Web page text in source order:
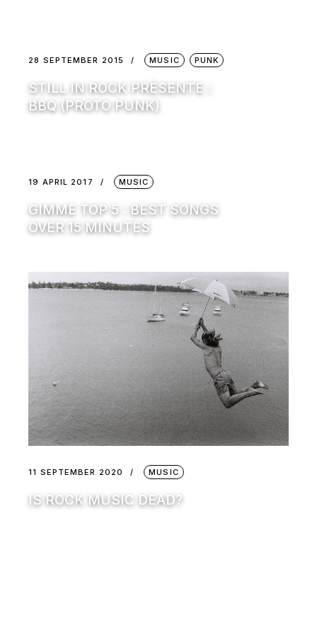
28 SEPTEMBER 2015 MUSIC PUNK
STILL IN ROCK PRÉSENTE :
BBQ (PROTO PUNK)
19 APRIL 2017 MUSIC
GIMME TOP 5 : BEST SONGS
OVER 15 MINUTES
11 SEPTEMBER 2020 MUSIC
IS ROCK MUSIC DEAD?